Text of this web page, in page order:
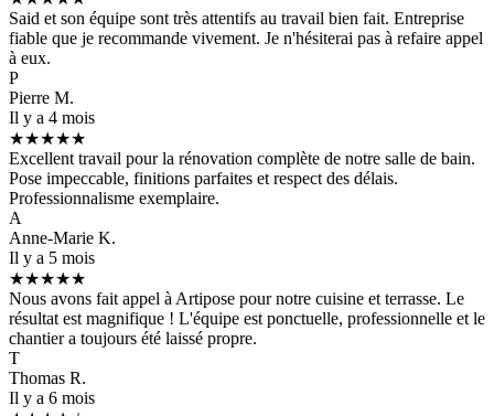
Said et son équipe sont très attentifs au travail bien fait. Entreprise
fiable que je recommande vivement. Je n'hésiterai pas à refaire appel
à eux.
P
Pierre M.
Il y a 4 mois
★★★★★
Excellent travail pour la rénovation complète de notre salle de bain.
Pose impeccable, finitions parfaites et respect des délais.
Professionnalisme exemplaire.
A
Anne-Marie K.
Il y a 5 mois
★★★★★
Nous avons fait appel à Artipose pour notre cuisine et terrasse. Le
résultat est magnifique ! L'équipe est ponctuelle, professionnelle et le
chantier a toujours été laissé propre.
T
Thomas R.
Il y a 6 mois